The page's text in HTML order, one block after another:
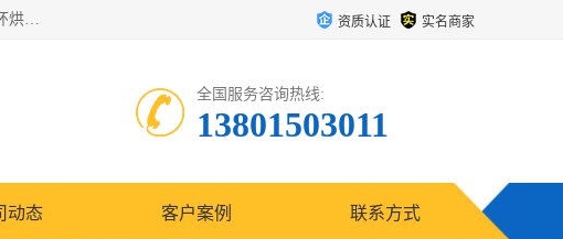
常州市圣祥干燥设备有限公司以生产干燥设备为主导产品，提供：干燥设备、干燥机、混合机、气流干燥机、烘箱、热风循环烘箱、沸腾干燥机、烘干机、喷雾干燥机等产品的生产、制造与销售服务。 资质认证 实名商家
全国服务咨询热线:
13801503011
动态 客户案例 联系方式